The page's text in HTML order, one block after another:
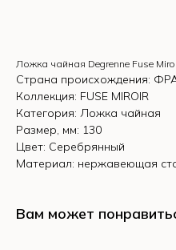
Ложка чайная Degrenne Fuse
Страна происхождения:
Коллекция: FUSE MIROIR
Категория: Ложка чайная
Размер, мм: 130
Цвет: Серебрянный
Материал: нержавеющая
Вам может